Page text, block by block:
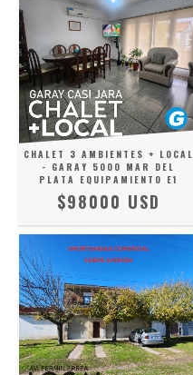
CHALET 3 AMBIENTES + LOCAL
- GARAY 5000 MAR DEL
PLATA EQUIPAMIENTO E1
$98000 USD